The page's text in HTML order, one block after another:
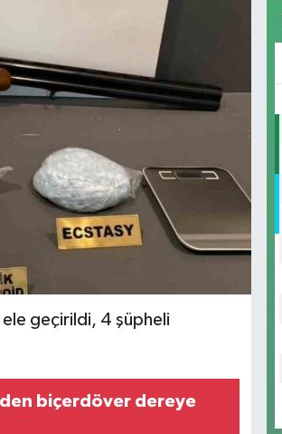
ele geçirildi, 4 şüpheli
biçerdöver dereye